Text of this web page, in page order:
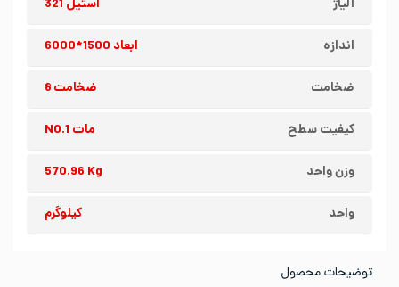
آلیاژ استیل 321
اندازه ابعاد 1500*6000
ضخامت ضخامت 8
کیفیت سطح مات NO.1
وزن واحد 570.96 Kg
واحد کیلوگرم
توضیحات محصول